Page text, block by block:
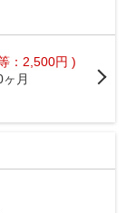
：2,500円 )
ヶ月